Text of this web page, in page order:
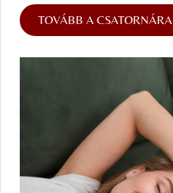
TOVÁBB A CSATORNÁRA